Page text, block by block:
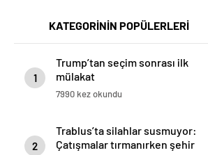
KATEGORİNİN POPÜLERLERİ
1
Trump’tan seçim sonrası ilk
mülakat
7990 kez okundu
2
Trablus’ta silahlar susmuyor:
Çatışmalar tırmanırken şehir